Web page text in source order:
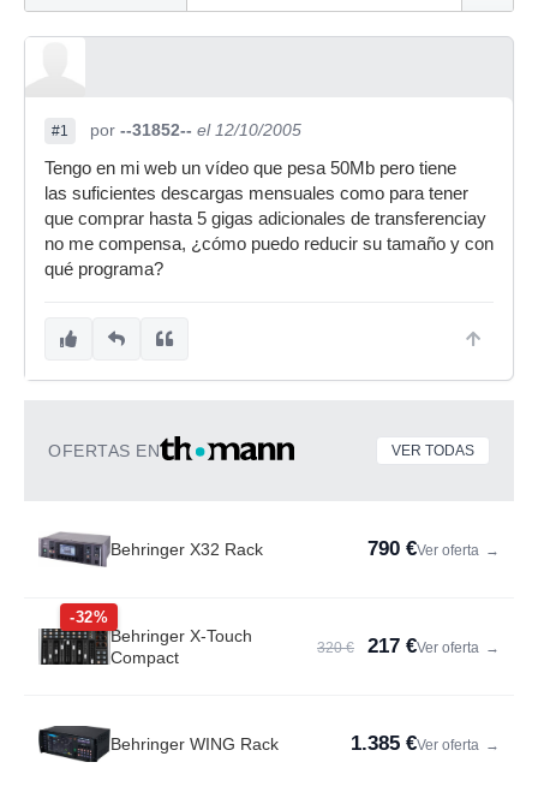
#1 por --31852-- el 12/10/2005
Tengo en mi web un vídeo que pesa 50Mb pero tiene
las suficientes descargas mensuales como para tener
que comprar hasta 5 gigas adicionales de transferenciay
no me compensa, ¿cómo puedo reducir su tamaño y con
qué programa?
OFERTAS EN VER TODAS
Behringer X32 Rack 790 €Ver oferta →
-32%
Behringer X-Touch
Compact
320 € 217 €Ver oferta →
Behringer WING Rack 1.385 €Ver oferta →